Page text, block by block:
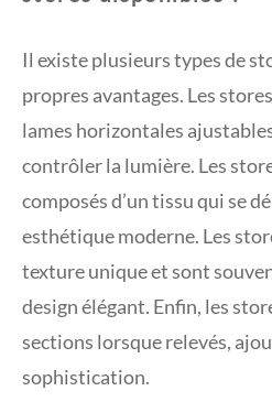
Il existe plusieurs types de
propres avantages. Les
lames horizontales
contrôler la lumière. Les
composés d’un tissu qui se
esthétique moderne. Les
texture unique et sont
design élégant. Enfin, les
sections lorsque relevés,
sophistication.